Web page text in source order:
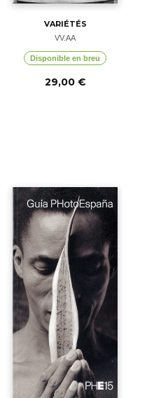
VARIÉTÉS
VV.AA
Disponible en breu
29,00 €